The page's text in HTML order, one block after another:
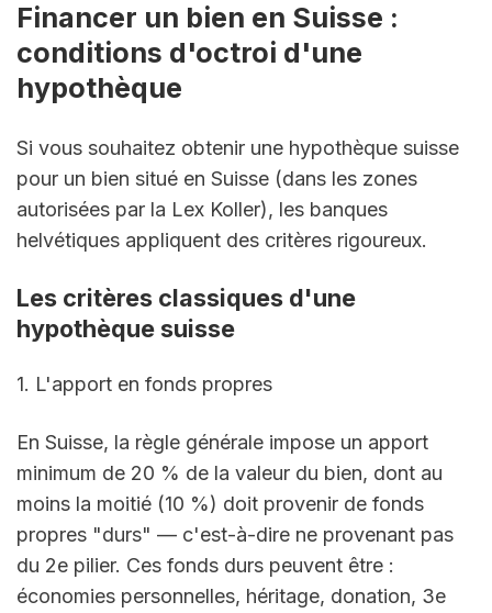
Financer un bien en Suisse :
conditions d'octroi d'une
hypothèque
Si vous souhaitez obtenir une hypothèque suisse
pour un bien situé en Suisse (dans les zones
autorisées par la Lex Koller), les banques
helvétiques appliquent des critères rigoureux.
Les critères classiques d'une
hypothèque suisse
1. L'apport en fonds propres
En Suisse, la règle générale impose un apport
minimum de 20 % de la valeur du bien, dont au
moins la moitié (10 %) doit provenir de fonds
propres "durs" — c'est-à-dire ne provenant pas
du 2e pilier. Ces fonds durs peuvent être :
économies personnelles, héritage, donation, 3e